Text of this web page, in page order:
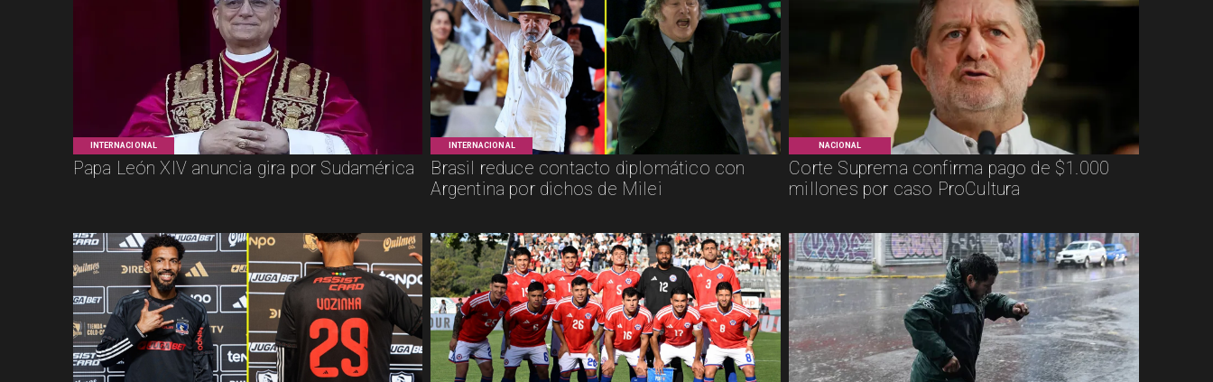
INTERNACIONAL
Papa León XIV anuncia gira por Sudamérica
INTERNACIONAL
Brasil reduce contacto diplomático con
Argentina por dichos de Milei
NACIONAL
Corte Suprema confirma pago de $1.000
millones por caso ProCultura